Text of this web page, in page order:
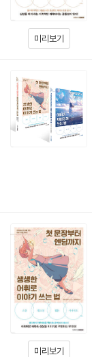
미리보기
미리보기